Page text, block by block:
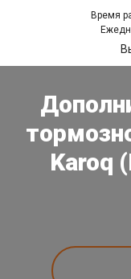
Время
Karoq